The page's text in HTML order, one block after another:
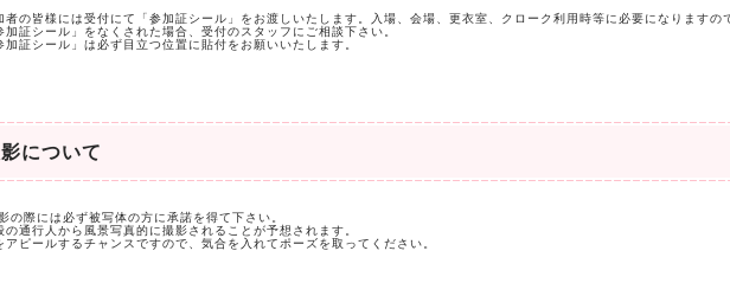
者の皆様には受付にて「参加証シール」をお渡しいたします。入場、会場、更衣室、クローク利用時等に必要になりますの
加証シール」をなくされた場合、受付のスタッフにご相談下さい。
加証シール」は必ず目立つ位置に貼付をお願いいたします。
について
の際には必ず被写体の方に承諾を得て下さい。
の通行人から風景写真的に撮影されることが予想されます。
アピールするチャンスですので、気合を入れてポーズを取ってください。